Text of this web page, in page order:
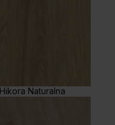
Hikora Naturalna